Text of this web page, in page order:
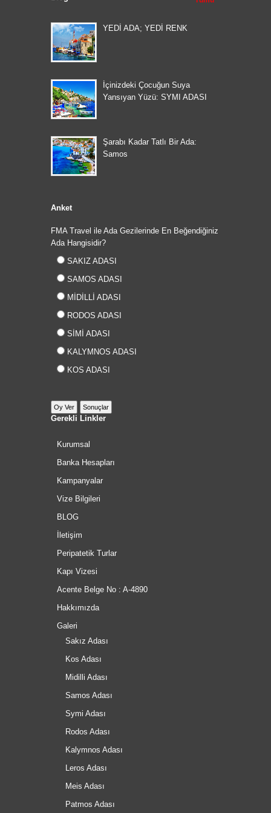
YEDİ ADA; YEDİ RENK
İçinizdeki Çocuğun Suya
Yansıyan Yüzü: SYMI ADASI
Şarabı Kadar Tatlı Bir Ada:
Samos
Anket
FMA Travel ile Ada Gezilerinde En Beğendiğiniz
Ada Hangisidir?
SAKIZ ADASI
SAMOS ADASI
MİDİLLİ ADASI
RODOS ADASI
SİMİ ADASI
KALYMNOS ADASI
KOS ADASI
Gerekli Linkler
Kurumsal
Banka Hesapları
Kampanyalar
Vize Bilgileri
BLOG
İletişim
Peripatetik Turlar
Kapı Vizesi
Acente Belge No : A-4890
Hakkımızda
Galeri
Sakız Adası
Kos Adası
Midilli Adası
Samos Adası
Symi Adası
Rodos Adası
Kalymnos Adası
Leros Adası
Meis Adası
Patmos Adası